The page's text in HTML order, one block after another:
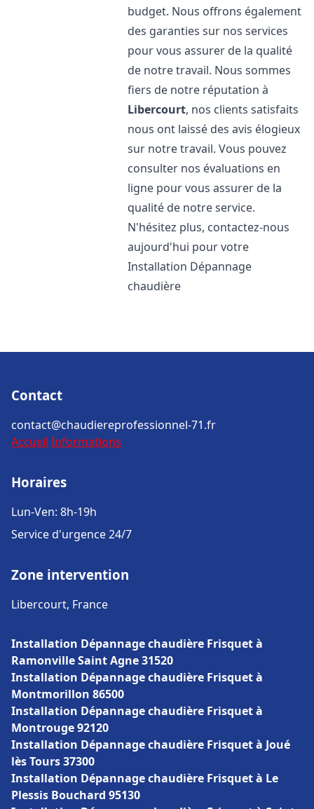
budget. Nous offrons également
des garanties sur nos services
pour vous assurer de la qualité
de notre travail. Nous sommes
fiers de notre réputation à
Libercourt, nos clients satisfaits
nous ont laissé des avis élogieux
sur notre travail. Vous pouvez
consulter nos évaluations en
ligne pour vous assurer de la
qualité de notre service.
N'hésitez plus, contactez-nous
aujourd'hui pour votre
Installation Dépannage
chaudière
Contact
contact@chaudiereprofessionnel-71.fr
Accueil Informations
Horaires
Lun-Ven: 8h-19h
Service d'urgence 24/7
Zone intervention
Libercourt, France
Installation Dépannage chaudière Frisquet à
Ramonville Saint Agne 31520
Installation Dépannage chaudière Frisquet à
Montmorillon 86500
Installation Dépannage chaudière Frisquet à
Montrouge 92120
Installation Dépannage chaudière Frisquet à Joué
lès Tours 37300
Installation Dépannage chaudière Frisquet à Le
Plessis Bouchard 95130